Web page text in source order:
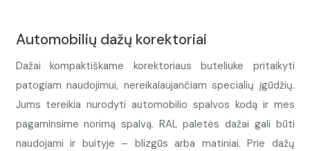
Automobilių dažų korektoriai
Dažai kompaktiškame korektoriaus buteliuke pritaikyti
patogiam naudojimui, nereikalaujančiam specialių įgūdžių.
Jums tereikia nurodyti automobilio spalvos kodą ir mes
pagaminsime norimą spalvą. RAL paletės dažai gali būti
naudojami ir buityje – blizgūs arba matiniai. Prie dažų